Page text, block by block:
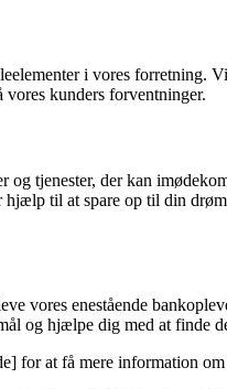
i vores forretning.
kunders forventninger.
tjenester, der kan
til at spare op til din
vores enestående
og hjælpe dig med at finde
for at få mere information